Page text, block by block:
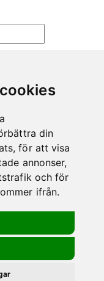
din
för att visa
annonser,
och för
ifrån.
we can help